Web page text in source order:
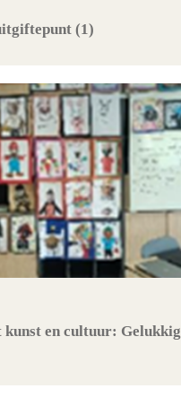
(1)
kunst en cultuur: Gelukkig